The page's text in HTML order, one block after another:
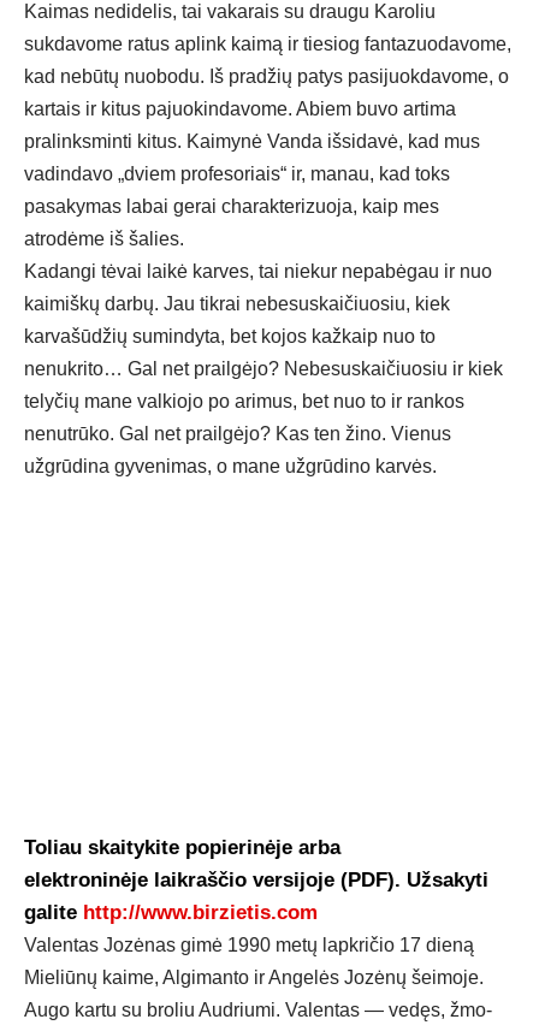
Kaimas nedidelis, tai vakarais su draugu Karoliu
sukdavome ratus aplink kaimą ir tiesiog fantazuodavome,
kad nebūtų nuobodu. Iš pradžių patys pasijuokdavome, o
kartais ir kitus pajuokindavome. Abiem buvo artima
pralinksminti kitus. Kaimynė Vanda išsidavė, kad mus
vadindavo „dviem profesoriais“ ir, manau, kad toks
pasakymas labai gerai charakterizuoja, kaip mes
atrodėme iš šalies.
Kadangi tėvai laikė karves, tai niekur nepabėgau ir nuo
kaimiškų darbų. Jau tikrai nebesuskaičiuosiu, kiek
karvašūdžių sumindyta, bet kojos kažkaip nuo to
nenukrito… Gal net prailgėjo? Nebesuskaičiuosiu ir kiek
telyčių mane valkiojo po arimus, bet nuo to ir rankos
nenutrūko. Gal net prailgėjo? Kas ten žino. Vienus
užgrūdina gyvenimas, o mane užgrūdino karvės.
Toliau skaitykite popierinėje arba
elektroninėje laikraščio versijoje (PDF). Užsakyti
galite http://www.birzietis.com
Va­len­tas Jo­zė­nas gi­mė 1990 me­tų lapk­ri­čio 17 die­ną
Mie­liū­nų kai­me, Al­gi­man­to ir An­ge­lės Jo­zė­nų šei­mo­je.
Au­go kar­tu su bro­liu Aud­riu­mi. Va­len­tas — ve­dęs, žmo­